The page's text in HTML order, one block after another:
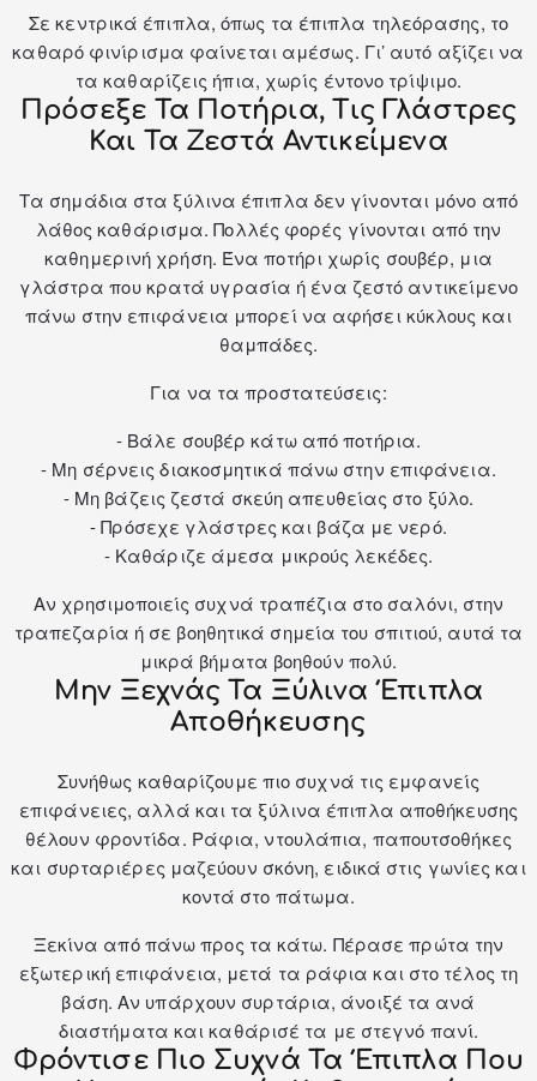
Σε κεντρικά έπιπλα, όπως τα έπιπλα τηλεόρασης, το
καθαρό φινίρισμα φαίνεται αμέσως. Γι’ αυτό αξίζει να
τα καθαρίζεις ήπια, χωρίς έντονο τρίψιμο.
Πρόσεξε Τα Ποτήρια, Τις Γλάστρες
Και Τα Ζεστά Αντικείμενα
Τα σημάδια στα ξύλινα έπιπλα δεν γίνονται μόνο από
λάθος καθάρισμα. Πολλές φορές γίνονται από την
καθημερινή χρήση. Ένα ποτήρι χωρίς σουβέρ, μια
γλάστρα που κρατά υγρασία ή ένα ζεστό αντικείμενο
πάνω στην επιφάνεια μπορεί να αφήσει κύκλους και
θαμπάδες.
Για να τα προστατεύσεις:
- Βάλε σουβέρ κάτω από ποτήρια.
- Μη σέρνεις διακοσμητικά πάνω στην επιφάνεια.
- Μη βάζεις ζεστά σκεύη απευθείας στο ξύλο.
- Πρόσεχε γλάστρες και βάζα με νερό.
- Καθάριζε άμεσα μικρούς λεκέδες.
Αν χρησιμοποιείς συχνά τραπέζια στο σαλόνι, στην
τραπεζαρία ή σε βοηθητικά σημεία του σπιτιού, αυτά τα
μικρά βήματα βοηθούν πολύ.
Μην Ξεχνάς Τα Ξύλινα Έπιπλα
Αποθήκευσης
Συνήθως καθαρίζουμε πιο συχνά τις εμφανείς
επιφάνειες, αλλά και τα ξύλινα έπιπλα αποθήκευσης
θέλουν φροντίδα. Ράφια, ντουλάπια, παπουτσοθήκες
και συρταριέρες μαζεύουν σκόνη, ειδικά στις γωνίες και
κοντά στο πάτωμα.
Ξεκίνα από πάνω προς τα κάτω. Πέρασε πρώτα την
εξωτερική επιφάνεια, μετά τα ράφια και στο τέλος τη
βάση. Αν υπάρχουν συρτάρια, άνοιξέ τα ανά
διαστήματα και καθάρισέ τα με στεγνό πανί.
Φρόντισε Πιο Συχνά Τα Έπιπλα Που